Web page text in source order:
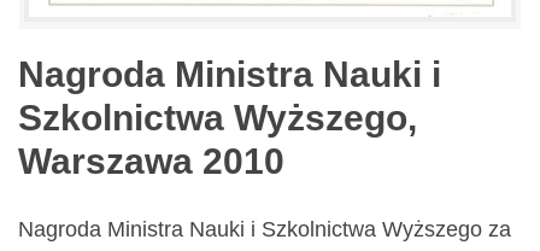
Nagroda Ministra Nauki i
Szkolnictwa Wyższego,
Warszawa 2010
Nagroda Ministra Nauki i Szkolnictwa Wyższego za